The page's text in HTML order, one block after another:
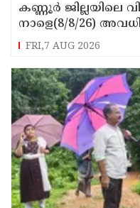
കണ്ണൂർ ജില്ലയിലെ
നാളെ(8/8/26) അവധി
FRI,7 AUG 2026